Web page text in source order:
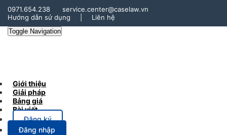
0971.654.238
service.center@caselaw.vn
Hướng dẫn sử dụng
Liên hệ
Toggle Navigation
Giới thiệu
Giải pháp
Bảng giá
Bài viết
Đăng ký
Đăng nhập